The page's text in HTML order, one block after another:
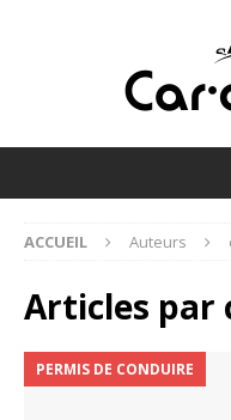
ACCUEIL Auteurs
Articles par
PERMIS DE CONDUIRE